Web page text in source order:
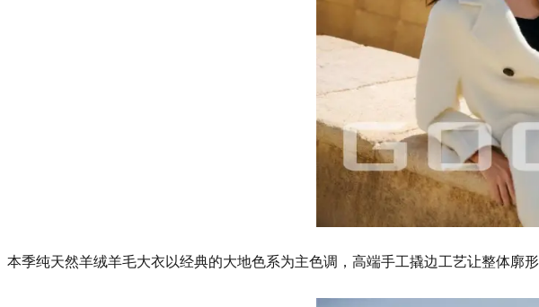
本季纯天然羊绒羊毛大衣以经典的大地色系为主色调，高端手工撬边工艺让整体廓